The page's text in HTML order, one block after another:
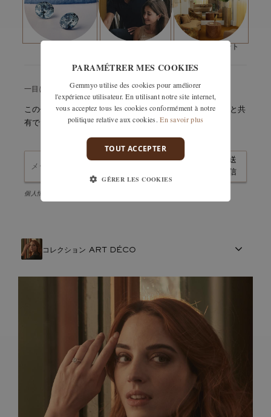
た。結果は？素晴らしい"
寸法： 12/10と11/10
圧着タイプ： パヴェセッティング
宝石の数： 15
カラット数： アポイントメント
一目ぼれですか？大切に保管しておいてください。
この作品の詳細をすぐにメールで受け取るか、簡単に友人と共
有できます。
送
信
個人情報保護方針に同意し、ニュースレターを購読します。
コレクション ART DÉCO
FRENCH CRAFTSMANSHIP
責任あるものづくり
PARAMÉTRER MES COOKIES
Gemmyo utilise des cookies pour améliorer
l'expérience utilisateur. En utilisant notre site internet,
vous acceptez tous les cookies conformément à notre
politique relative aux cookies. En savoir plus
TOUT ACCEPTER
GÉRER LES COOKIES